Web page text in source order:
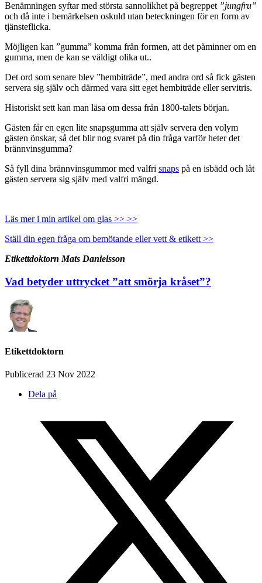
Benämningen syftar med största sannolikhet på begreppet ”jungfru”
och då inte i bemärkelsen oskuld utan beteckningen för en form av
tjänsteflicka.
Möjligen kan ”gumma” komma från formen, att det påminner om en
gumma, men de kan se väldigt olika ut..
Det ord som senare blev ”hembiträde”, med andra ord så fick gästen
servera sig själv och därmed vara sitt eget hembiträde eller servitris.
Historiskt sett kan man läsa om dessa från 1800-talets början.
Gästen får en egen lite snapsgumma att själv servera den volym
gästen önskar, så det blir nog svaret på din fråga varför heter det
brännvinsgumma?
Så fyll dina brännvinsgummor med valfri snaps på en isbädd och låt
gästen servera sig själv med valfri mängd.
Läs mer i min artikel om glas >> >>
Ställ din egen fråga om bemötande eller vett & etikett >>
Etikettdoktorn Mats Danielsson
Vad betyder uttrycket ”att smörja kråset”?
Etikettdoktorn
Publicerad 23 Nov 2022
Dela på